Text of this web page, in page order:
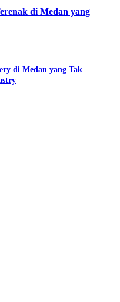
di Medan yang
di Medan yang Tak